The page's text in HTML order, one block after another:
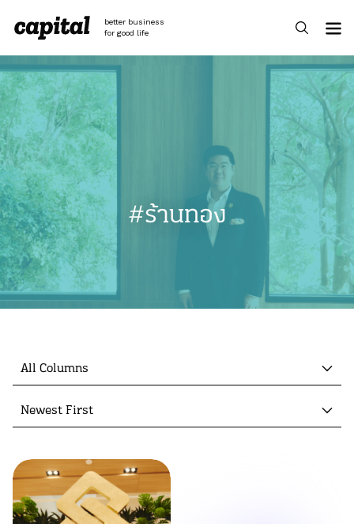
content
better business
for good life
#ร้านทอง
All Columns
Newest First